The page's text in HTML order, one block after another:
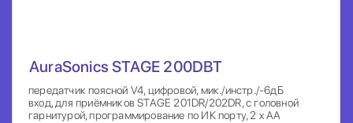
AuraSonics STAGE 200DBT
передатчик поясной V4, цифровой, мик./инстр./-6дБ
вход, для приёмников STAGE 201DR/202DR, с головной
гарнитурой, программирование по ИК порту, 2 x AA